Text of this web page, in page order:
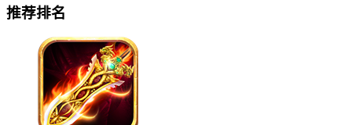
推荐排名